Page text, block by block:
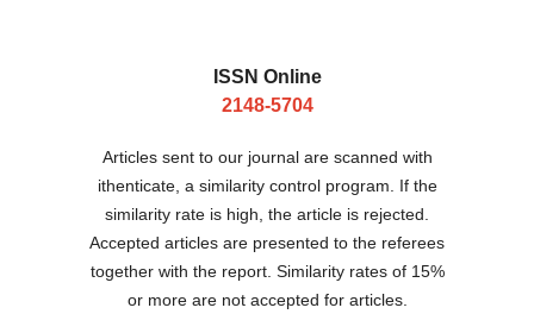
ISSN Online
2148-5704
Articles sent to our journal are scanned with
ithenticate, a similarity control program. If the
similarity rate is high, the article is rejected.
Accepted articles are presented to the referees
together with the report. Similarity rates of 15%
or more are not accepted for articles.